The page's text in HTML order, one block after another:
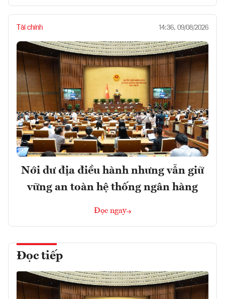
Tài chính 14:36, 09/08/2026
Nới dư địa điều hành nhưng vẫn giữ
vững an toàn hệ thống ngân hàng
Đọc ngay
Đọc tiếp